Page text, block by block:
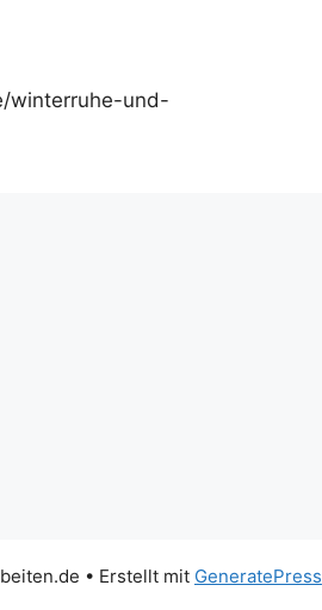
winterruhe-und-
• Erstellt mit GeneratePress